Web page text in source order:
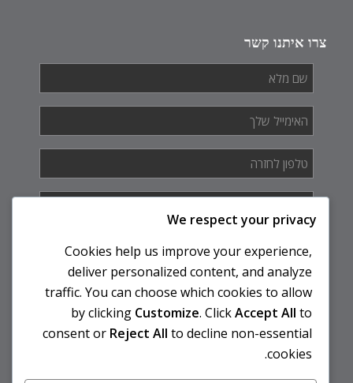
צרו איתנו קשר
שם
מלא *
האימייל
שלך *
טלפון
לחזרה *
איך
יכולים
לך?
We respect your privacy
Cookies help us improve your experience,
deliver personalized content, and analyze
traffic. You can choose which cookies to allow
by clicking Customize. ClickAccept All to
consent or Reject All to decline non-essential
cookies.